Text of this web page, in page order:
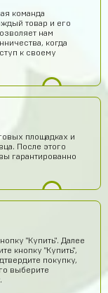
команда
товар и его
нам
когда
к своему
площадках и
После этого
гарантированно
"Купить". Далее
кнопку "Купить",
покупку,
выберите